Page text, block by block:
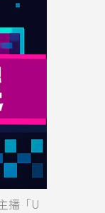
播「U